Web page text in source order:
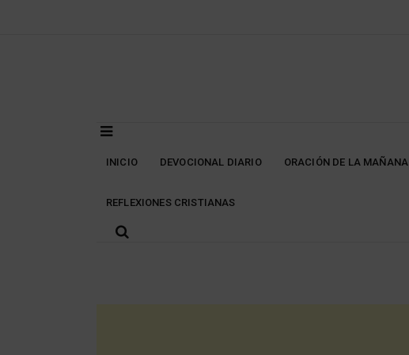
INICIO DEVOCIONAL DIARIO ORACIÓN DE LA MAÑANA
REFLEXIONES CRISTIANAS